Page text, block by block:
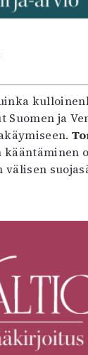
Suomen ja